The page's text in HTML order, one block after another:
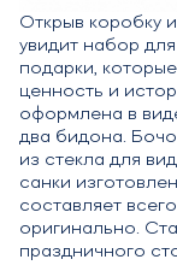
Открыв коробку
увидит набор
подарки,
ценность и
оформлена в
два бидона.
из стекла для
санки
составляет
оригинально.
праздничного